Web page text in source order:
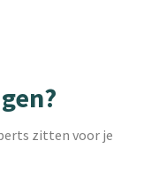
zitten voor je